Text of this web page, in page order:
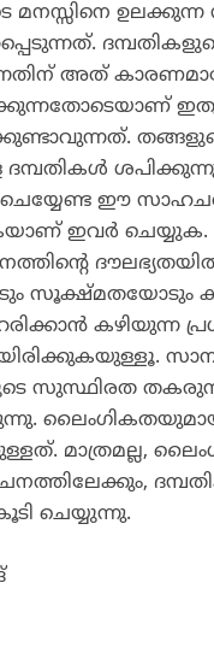
മനസ്സിനെ
അത്
ദമ്പതികള്‍
ഈ
ഇവര്‍ ചെയ്യുക.
സൂക്ഷ്മതയോടും
കഴിയുന്ന
സുസ്ഥിരത
മാത്രമല്ല,
ചെയ്യുന്നു.